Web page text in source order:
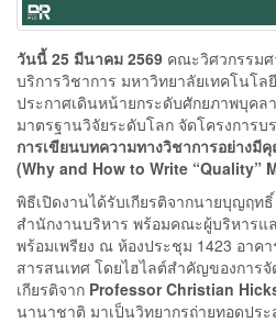
วันนี้ 25 มีนาคม 2569 คณะวิศวกรรม
บริการวิชาการ มหาวิทยาลัยเทคโนโ
ประกาศเดินหน้ายกระดับศักยภาพบุคล
มาตรฐานวิจัยระดับโลก จัดโครงการบ
การเขียนบทความทางวิชาการอย่างมี
(Why and How to Write “Quality”
พิธีเปิดงานได้รับเกียรติจากนายบุญฤท
สำนักงานบริหาร พร้อมคณะผู้บริหารแ
พร้อมเพรียง ณ ห้องประชุม 1423 อาค
สารสนเทศ โดยไฮไลต์สำคัญของการ
เกียรติจาก Professor Christian
นานาชาติ มาเป็นวิทยากรถ่ายทอดปร